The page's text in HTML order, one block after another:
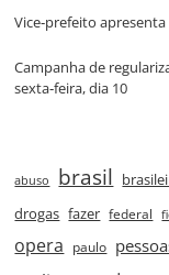
Vice‑prefeito
Campanha de
sexta‑feira, dia 10
abuso brasil
drogas fazer federal
opera paulo